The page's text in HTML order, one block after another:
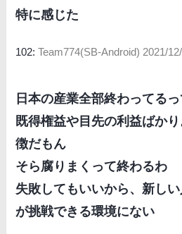
特に感じた
102:Team774(SB-Android) 2021/
日本の産業全部終わってる
既得権益や目先の利益ばか
徴だもん
そら腐りまくって終わるわ
失敗してもいいから、新し
が挑戦できる環境にない